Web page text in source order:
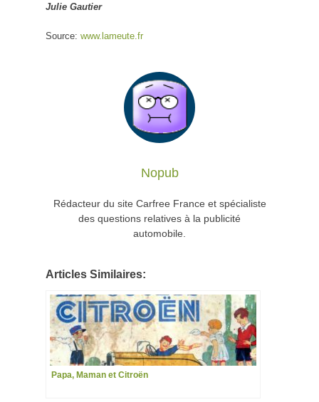
Julie Gautier
Source: www.lameute.fr
Nopub
Rédacteur du site Carfree France et spécialiste
des questions relatives à la publicité
automobile.
Articles Similaires:
Papa, Maman et Citroën